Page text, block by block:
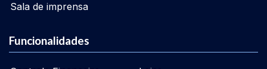
Sala de imprensa
Funcionalidades